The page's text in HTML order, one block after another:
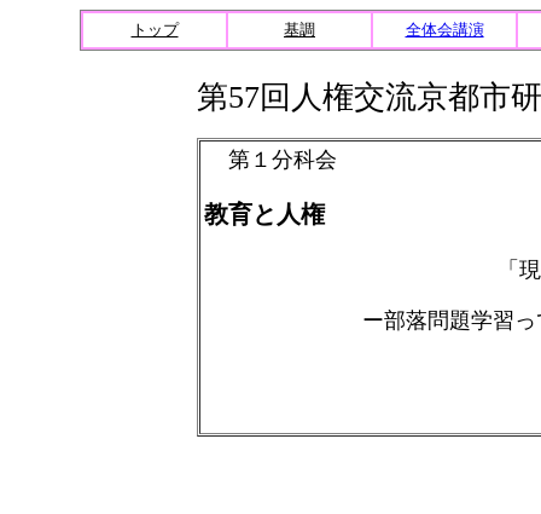
トップ 基調 全体会講演
第57回人権交流京都市
第１ 分科会
教育と人権
「
ー部落問題学習